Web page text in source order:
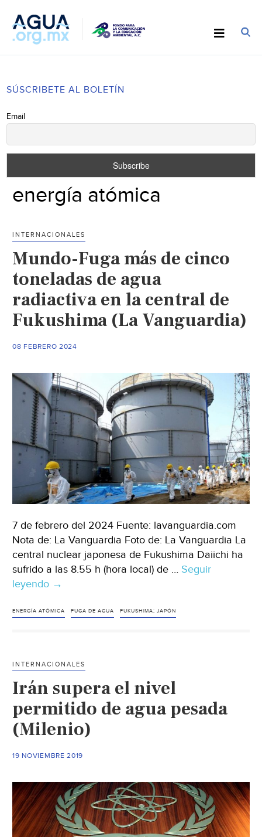
SÚSCRIBETE AL BOLETÍN
Email
energía atómica
INTERNACIONALES
Mundo-Fuga más de cinco
toneladas de agua
radiactiva en la central de
Fukushima (La Vanguardia)
08 FEBRERO 2024
7 de febrero del 2024 Fuente: lavanguardia.com
Nota de: La Vanguardia Foto de: La Vanguardia La
central nuclear japonesa de Fukushima Daiichi ha
sufrido a las 8.55 h (hora local) de … Seguir
leyendo Mundo-
más
de
agua
radiactiva
en
la
de
(La
Vanguardia)
→
ENERGÍA ATÓMICA FUGA DE AGUA FUKUSHIMA; JAPÓN
INTERNACIONALES
Irán supera el nivel
permitido de agua pesada
(Milenio)
19 NOVIEMBRE 2019